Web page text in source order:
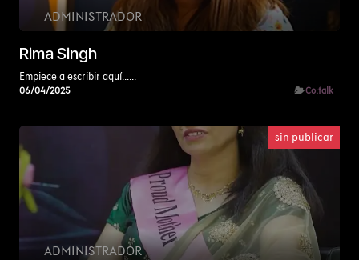
ADMINISTRADOR
Rima Singh
Empiece a escribir aquí......
06/04/2025 Co:talk
ADMINISTRADOR
sin publicar